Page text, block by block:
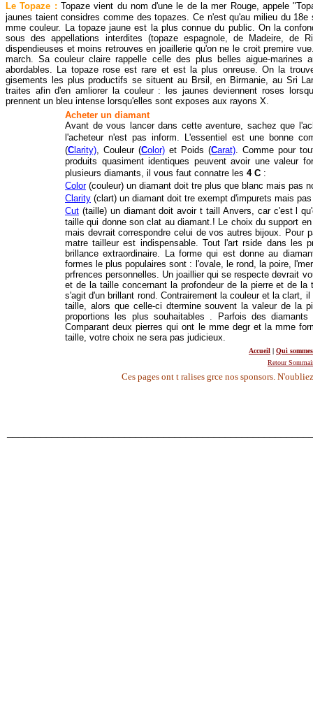
Le Topaze : Topaze vient du nom d'une le de la mer Rouge, appele
jaunes taient considres comme des topazes. Ce n'est qu'au milieu du
mme couleur. La topaze jaune est la plus connue du public. On la
sous des appellations interdites (topaze espagnole, de Madeire,
dispendieuses et moins retrouves en joaillerie qu'on ne le croit premire
march. Sa couleur claire rappelle celle des plus belles aigue-marines
abordables. La topaze rose est rare et est la plus onreuse. On la
gisements les plus productifs se situent au Brsil, en Birmanie, au Sri
traites afin d'en amliorer la couleur : les jaunes deviennent roses
prennent un bleu intense lorsqu'elles sont exposes aux rayons X.
Acheter un diamant
Avant de vous lancer dans cette aventure, sachez que
l'acheteur n'est pas inform. L'essentiel est une bonne
(C larity), Couleur (Color) et Poids (Carat). Comme pour
produits quasiment identiques peuvent avoir une valeur
plusieurs diamants, il vous faut connatre les 4 C :
Color (couleur) un diamant doit tre plus que blanc mais pas
Clarity (clart) un diamant doit tre exempt d'impurets mais
Cut (taille) un diamant doit avoir t taill Anvers, car c'est l
taille qui donne son clat au diamant.! Le choix du support
mais devrait correspondre celui de vos autres bijoux. Pour
matre tailleur est indispensable. Tout l'art rside dans les
brillance extraordinaire. La forme qui est donne au
formes le plus populaires sont : l'ovale, le rond, la poire,
prfrences personnelles. Un joaillier qui se respecte devrait
et de la taille concernant la profondeur de la pierre et de
s'agit d'un brillant rond. Contrairement la couleur et la clart,
taille, alors que celle-ci dtermine souvent la valeur de la
proportions les plus souhaitables . Parfois des
Comparant deux pierres qui ont le mme degr et la mme
taille, votre choix ne sera pas judicieux.
Accueil | Qui
Retour
Ces pages ont t ralises grce nos sponsors.